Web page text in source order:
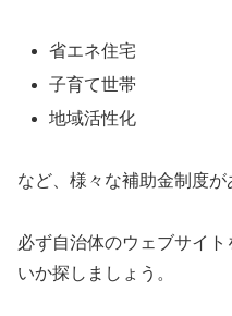
省エネ住宅
子育て世帯
地域活性化
など、様々な補助金制度が
必ず自治体のウェブサイ
いか探しましょう。